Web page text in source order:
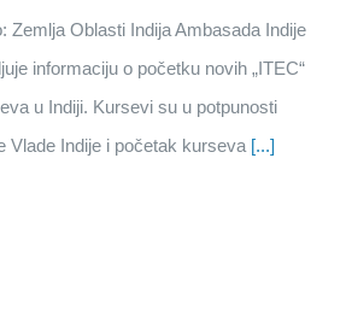
Zemlja Oblasti Indija Ambasada Indije
informaciju o početku novih „ITEC“
u Indiji. Kursevi su u potpunosti
Vlade Indije i početak kurseva [...]